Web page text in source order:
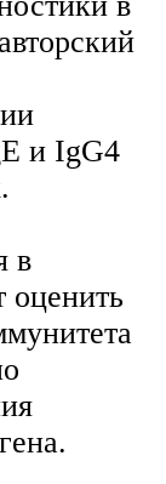
и IgG4
в
оценить